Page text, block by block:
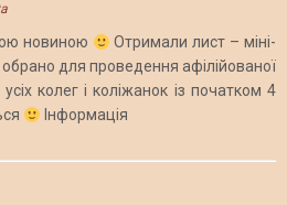
новиною
Отримали лист – міні-
для проведення афілійованої
усіх колег і коліжанок із початком 4
Інформація